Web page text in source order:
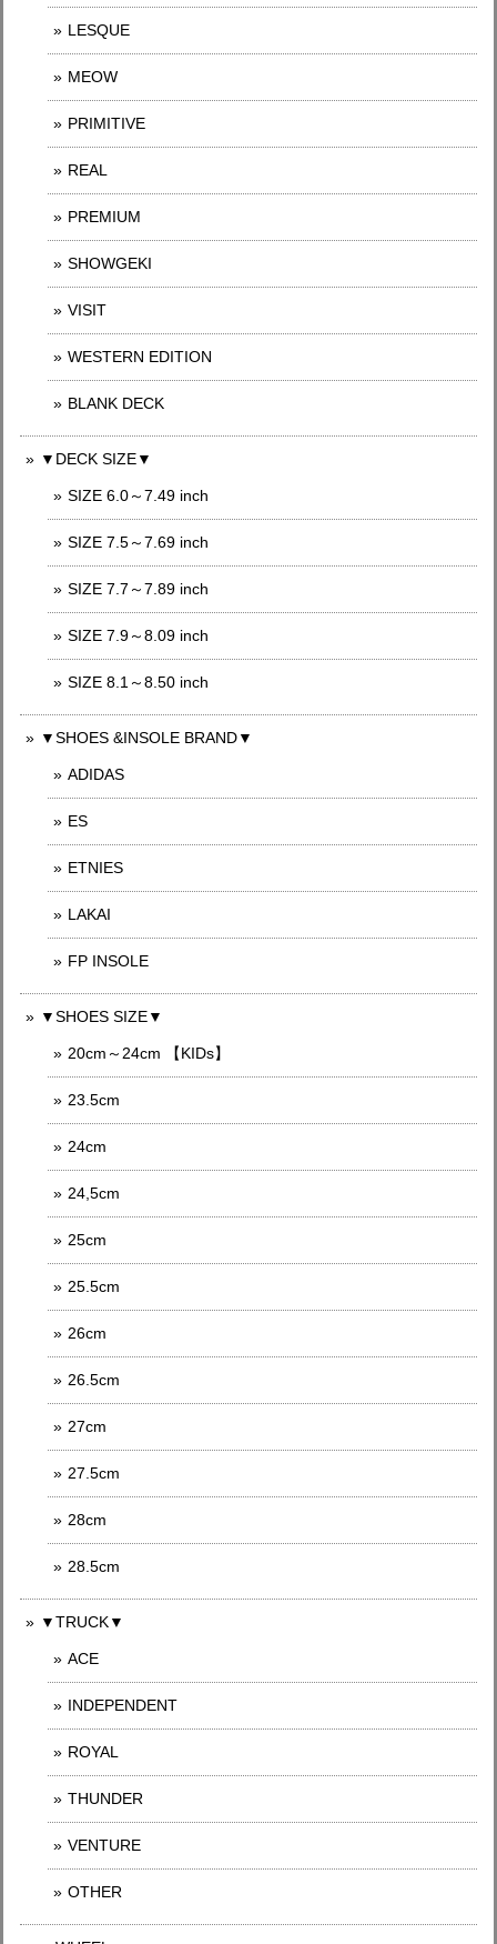
LESQUE
MEOW
PRIMITIVE
REAL
PREMIUM
SHOWGEKI
VISIT
WESTERN EDITION
BLANK DECK
▼DECK SIZE▼
SIZE 6.0～7.49 inch
SIZE 7.5～7.69 inch
SIZE 7.7～7.89 inch
SIZE 7.9～8.09 inch
SIZE 8.1～8.50 inch
▼SHOES &INSOLE BRAND▼
ADIDAS
ES
ETNIES
LAKAI
FP INSOLE
▼SHOES SIZE▼
20cm～24cm 【KIDs】
23.5cm
24cm
24,5cm
25cm
25.5cm
26cm
26.5cm
27cm
27.5cm
28cm
28.5cm
▼TRUCK▼
ACE
INDEPENDENT
ROYAL
THUNDER
VENTURE
OTHER